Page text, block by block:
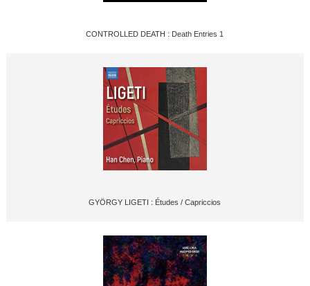
CONTROLLED DEATH : Death Entries 1
GYÖRGY LIGETI : Études / Capriccios